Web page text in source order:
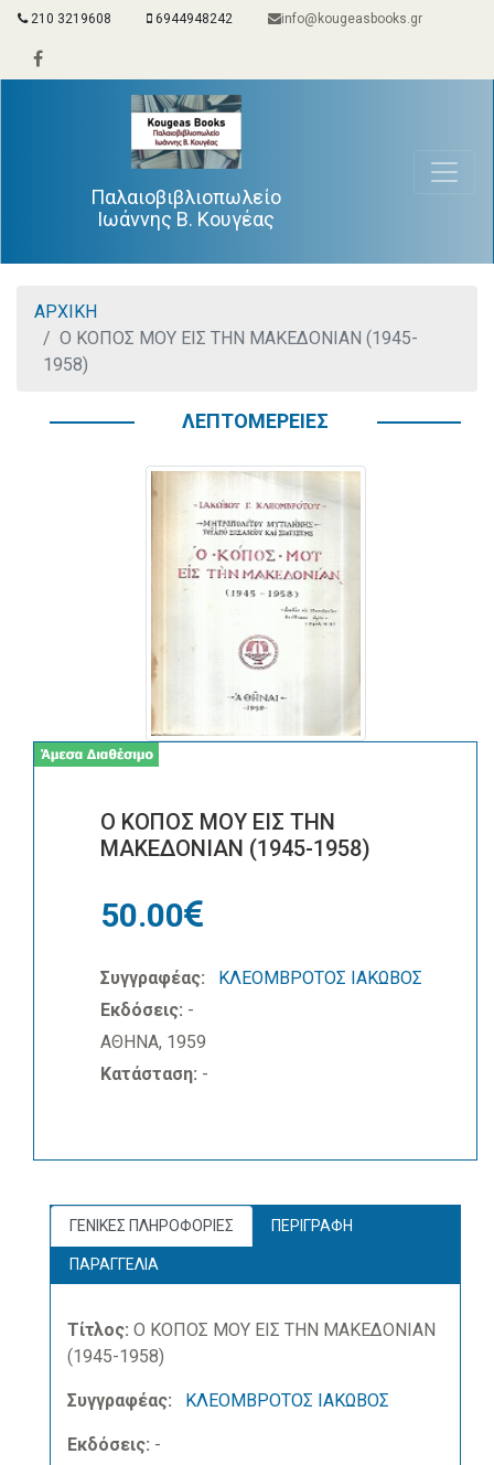
210 3219608 6944948242 info@kougeasbooks.gr
Παλαιοβιβλιοπωλείο
Ιωάννης Β. Κουγέας
ΑΡΧΙΚΗ
Ο ΚΟΠΟΣ ΜΟΥ ΕΙΣ ΤΗΝ ΜΑΚΕΔΟΝΙΑΝ (1945-
1958)
ΛΕΠΤΟΜΕΡΕΙΕΣ
Ο ΚΟΠΟΣ ΜΟΥ ΕΙΣ ΤΗΝ
ΜΑΚΕΔΟΝΙΑΝ (1945-1958)
50.00
Συγγραφέας:
ΚΛΕΟΜΒΡΟΤΟΣ ΙΑΚΩΒΟΣ
Εκδόσεις: -
ΑΘΗΝΑ, 1959
Κατάσταση: -
ΓΕΝΙΚΕΣ ΠΛΗΡΟΦΟΡΙΕΣ ΠΕΡΙΓΡΑΦΗ
ΠΑΡΑΓΓΕΛΙΑ
Τίτλος: Ο ΚΟΠΟΣ ΜΟΥ ΕΙΣ ΤΗΝ ΜΑΚΕΔΟΝΙΑΝ
(1945-1958)
Συγγραφέας: ΚΛΕΟΜΒΡΟΤΟΣ ΙΑΚΩΒΟΣ
Εκδόσεις: -